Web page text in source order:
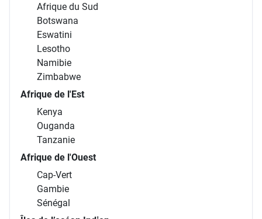
Afrique du Sud
Botswana
Eswatini
Lesotho
Namibie
Zimbabwe
Afrique de l'Est
Kenya
Ouganda
Tanzanie
Afrique de l'Ouest
Cap-Vert
Gambie
Sénégal